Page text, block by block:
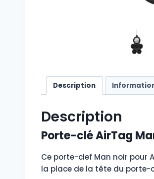
Description
Description
Porte-clé AirTag
Ce porte-clef Man noir pour
la place de la tête du porte-